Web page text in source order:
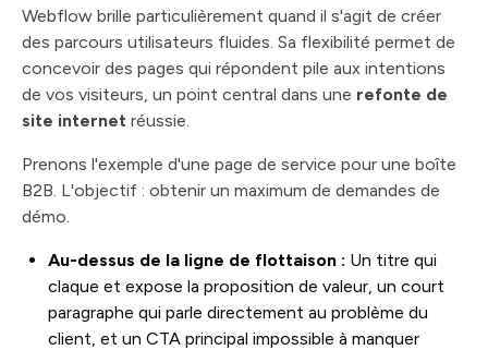
Webflow brille particulièrement quand il s'agit de créer
des parcours utilisateurs fluides. Sa flexibilité permet de
concevoir des pages qui répondent pile aux intentions
de vos visiteurs, un point central dans une refonte de
site internet réussie.
Prenons l'exemple d'une page de service pour une boîte
B2B. L'objectif : obtenir un maximum de demandes de
démo.
Au-dessus de la ligne de flottaison : Un titre qui
claque et expose la proposition de valeur, un court
paragraphe qui parle directement au problème du
client, et un CTA principal impossible à manquer